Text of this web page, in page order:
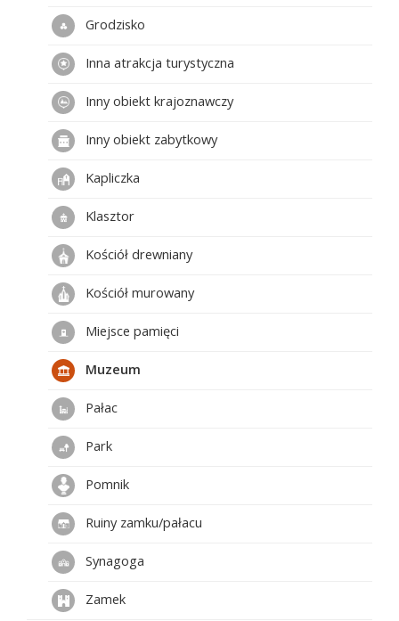
Grodzisko
Inna atrakcja turystyczna
Inny obiekt krajoznawczy
Inny obiekt zabytkowy
Kapliczka
Klasztor
Kościół drewniany
Kościół murowany
Miejsce pamięci
Muzeum
Pałac
Park
Pomnik
Ruiny zamku/pałacu
Synagoga
Zamek